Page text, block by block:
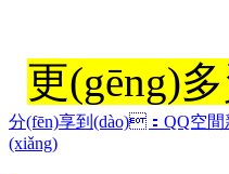
更(gēng)
分(fēn)享到(dào)： QQ空間
(xiǎng)